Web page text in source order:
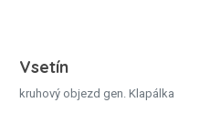
Vsetín
kruhový objezd gen. Klapálka